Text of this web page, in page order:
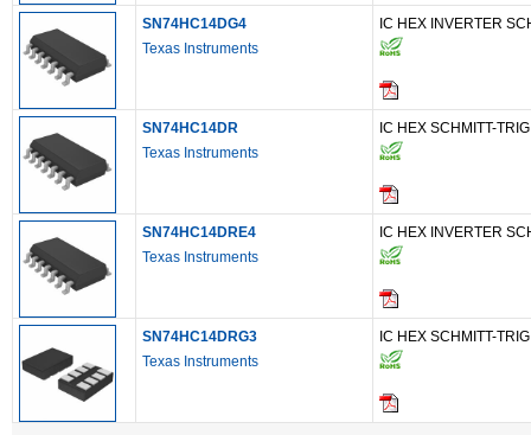
SN74HC14DG4
Texas Instruments
IC HEX INVERTER
SN74HC14DR
Texas Instruments
IC HEX SCHMITT-
SN74HC14DRE4
Texas Instruments
IC HEX INVERTER
SN74HC14DRG3
Texas Instruments
IC HEX SCHMITT-